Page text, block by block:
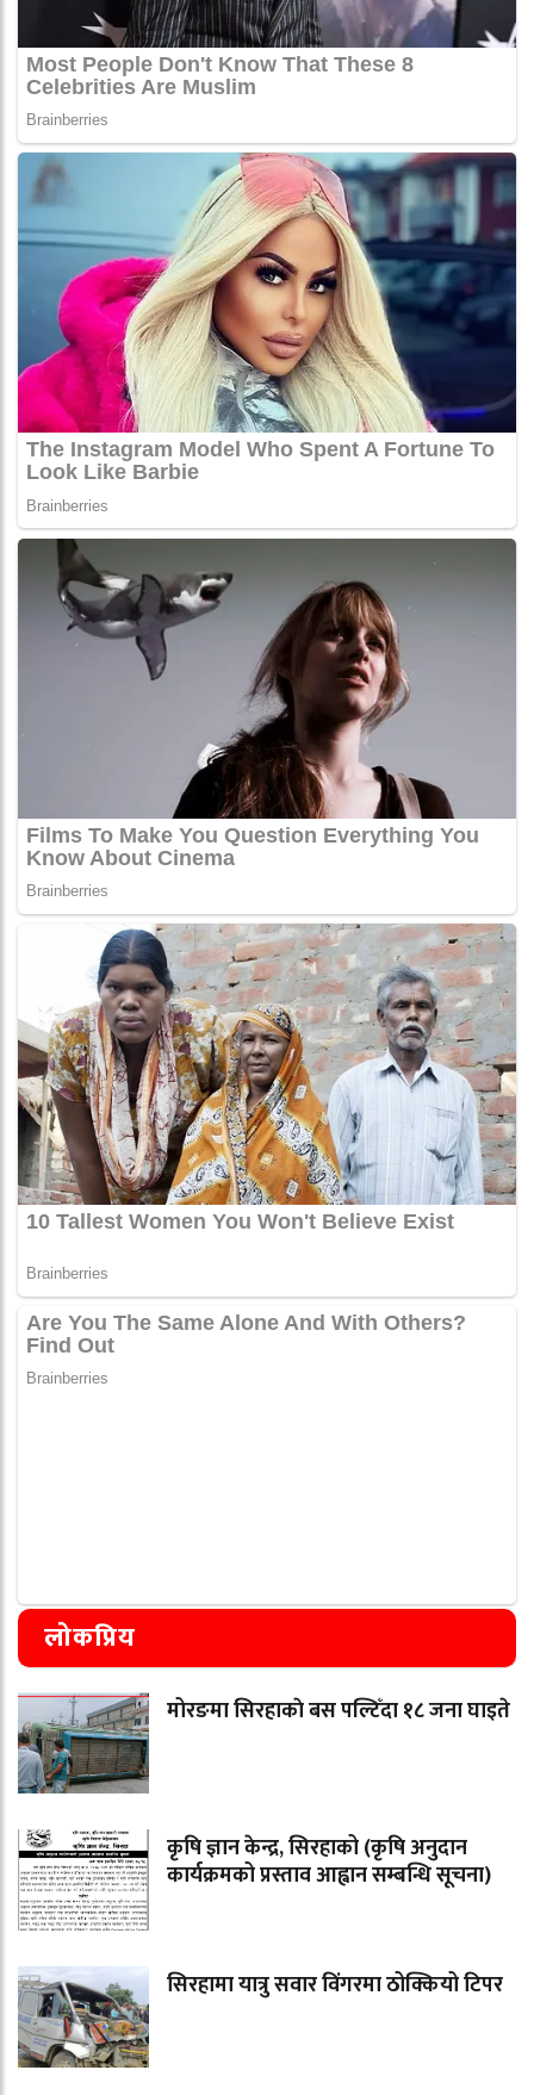
लोकप्रिय
मोरङमा सिरहाकाे बस पल्टिँदा १८ जना घाइते
कृषि ज्ञान केन्द्र, सिरहाको (कृषि अनुदान
कार्यक्रमको प्रस्ताव आह्वान सम्बन्धि सूचना)
सिरहामा यात्रु सवार विंगरमा ठोक्कियो टिपर